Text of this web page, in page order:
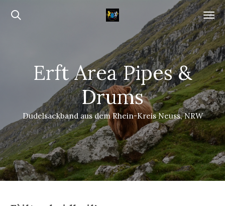
Zum
Erft Area Pipes &
Drums
Dudelsackband aus dem Rhein-Kreis Neuss, NRW